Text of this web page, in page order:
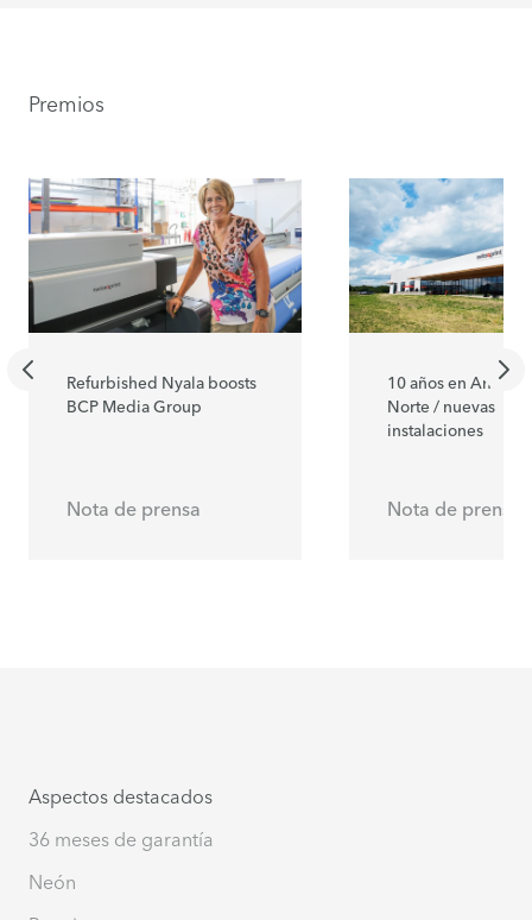
Premios
Refurbished Nyala boosts
BCP Media Group
Nota de prensa
10 años en
Norte / nuevas
instalaciones
Nota de prensa
Aspectos destacados
36 meses de garantía
Neón